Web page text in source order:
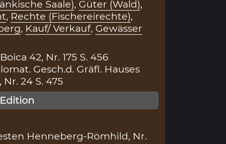
Saale), Güter (Wald),
, Rechte (Fischereirechte),
, Kauf/ Verkauf, Gewässer
42, Nr. 175 S. 456
Gesch.d. Gräfl. Hauses
24 S. 475
Henneberg-Römhild, Nr.